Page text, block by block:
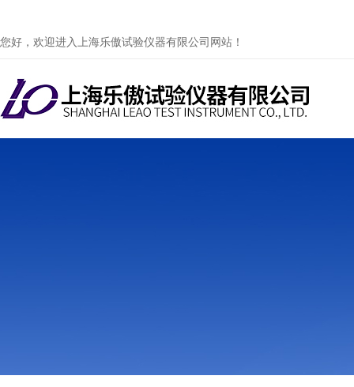
您好，欢迎进入上海乐傲试验仪器有限公司网站！